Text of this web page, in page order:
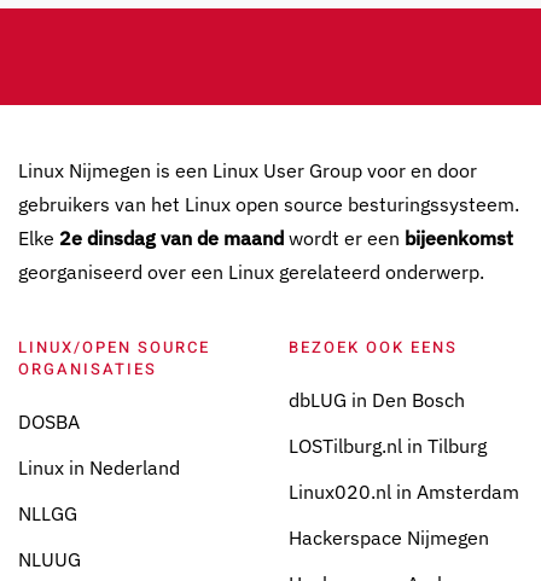
Linux Nijmegen is een Linux User Group voor en door
gebruikers van het Linux open source besturingssysteem.
Elke 2e dinsdag van de maand wordt er een bijeenkomst
georganiseerd over een Linux gerelateerd onderwerp.
LINUX/OPEN SOURCE
ORGANISATIES
DOSBA
Linux in Nederland
NLLGG
NLUUG
BEZOEK OOK EENS
dbLUG in Den Bosch
LOSTilburg.nl in Tilburg
Linux020.nl in Amsterdam
Hackerspace Nijmegen